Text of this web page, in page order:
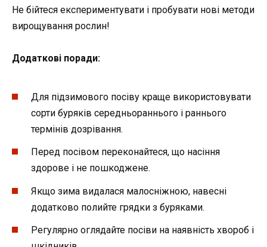
Не бійтеся експериментувати і пробувати нові методи
вирощування рослин!
Додаткові поради:
Для підзимового посіву краще використовувати
сорти буряків середньораннього і раннього
термінів дозрівання.
Перед посівом переконайтеся, що насіння
здорове і не пошкоджене.
Якщо зима видалася малосніжною, навесні
додатково полийте грядки з буряками.
Регулярно оглядайте посіви на наявність хвороб і